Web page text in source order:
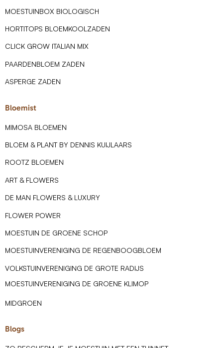
MOESTUINBOX BIOLOGISCH
HORTITOPS BLOEMKOOLZADEN
CLICK GROW ITALIAN MIX
PAARDENBLOEM ZADEN
ASPERGE ZADEN
Bloemist
MIMOSA BLOEMEN
BLOEM & PLANT BY DENNIS KUIJLAARS
ROOTZ BLOEMEN
ART & FLOWERS
DE MAN FLOWERS & LUXURY
FLOWER POWER
MOESTUIN DE GROENE SCHOP
MOESTUINVERENIGING DE REGENBOOGBLOEM
VOLKSTUINVERENIGING DE GROTE RADIJS
MOESTUINVERENIGING DE GROENE KLIMOP
MIDGROEN
Blogs